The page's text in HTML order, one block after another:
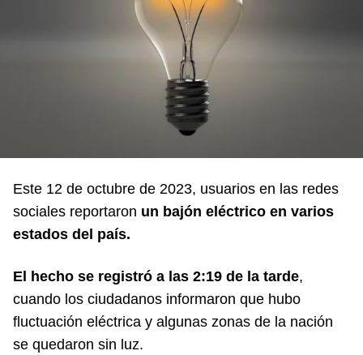
Este 12 de octubre de 2023, usuarios en las redes
sociales reportaron un bajón eléctrico en varios
estados del país.
El hecho se registró a las 2:19 de la tarde,
cuando los ciudadanos informaron que hubo
fluctuación eléctrica y algunas zonas de la nación
se quedaron sin luz.